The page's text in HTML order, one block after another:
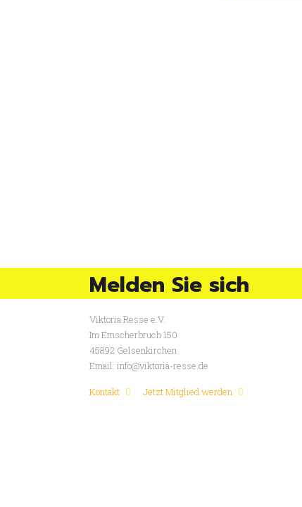
Melden Sie sich
Viktoria Resse e.V.
Im Emscherbruch 150
45892 Gelsenkirchen
Email: info@viktoria-resse.de
Kontakt Jetzt Mitglied werden